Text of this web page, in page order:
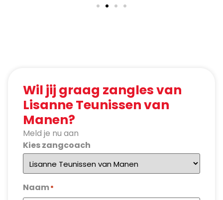
Wil jij graag zangles van
Lisanne Teunissen van
Manen?
Meld je nu aan
Kies zangcoach
Naam*